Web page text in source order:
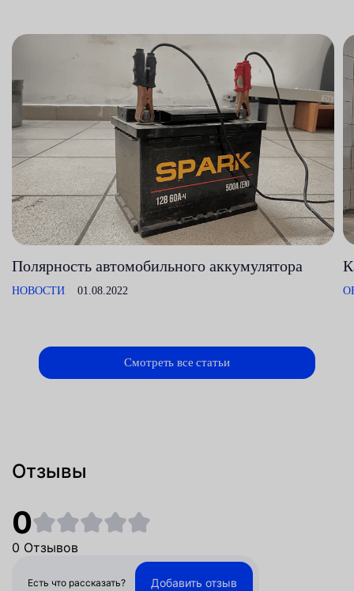
Полярность автомобильного аккумулятора
НОВОСТИ 01.08.2022
Смотреть все статьи
Отзывы
0
0 Отзывов
Есть что рассказать? Добавить отзыв